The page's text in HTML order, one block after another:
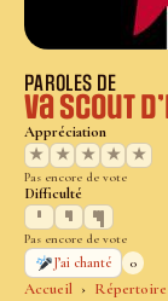
Accueil Répertoire
PAROLES DE
Va Scout
Appréciation
★
★ ★ ★ ★
Pas encore de vote
Difficulté
Pas encore de vote
J’ai chanté
0